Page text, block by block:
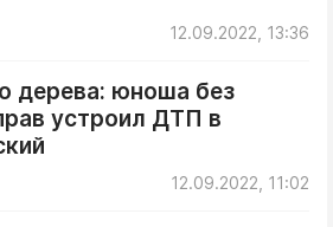
12.09.2022, 13:36
дерева: юноша без
устроил ДТП в
12.09.2022, 11:02